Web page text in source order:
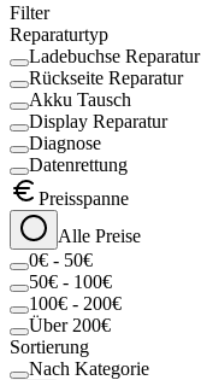
Filter
Reparaturtyp
Ladebuchse Reparatur
Rückseite Reparatur
Akku Tausch
Display Reparatur
Diagnose
Datenrettung
Preisspanne
Alle Preise
0€ - 50€
50€ - 100€
100€ - 200€
Über 200€
Sortierung
Nach Kategorie